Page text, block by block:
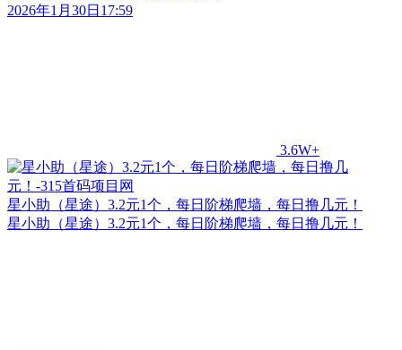
2026年1月30日17:59
3.6W+
星小助（星途）3.2元1个，每日阶梯爬墙，每日撸几元！
星小助（星途）3.2元1个，每日阶梯爬墙，每日撸几元！